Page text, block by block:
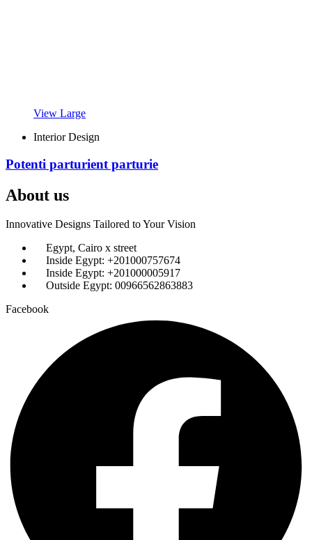
View Large
Interior Design
Potenti parturient parturie
About us
Innovative Designs Tailored to Your Vision
Egypt, Cairo x street
Inside Egypt: +201000757674
Inside Egypt: +201000005917
Outside Egypt: 00966562863883
Facebook